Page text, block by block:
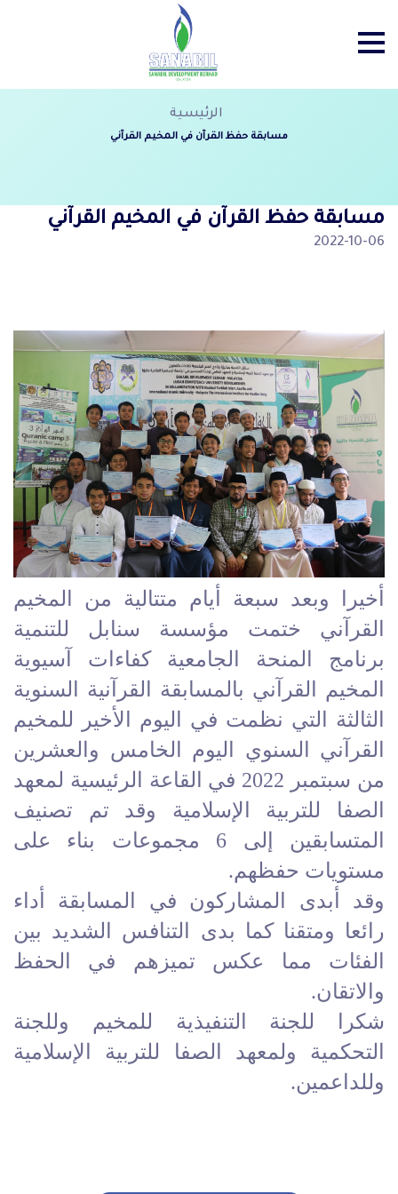
الرئيسية
مسابقة حفظ القرآن في المخيم القرآني
مسابقة حفظ القرآن في المخيم القرآني
2022-10-06
أخيرا وبعد سبعة أيام متتالية من المخيم
القرآني ختمت مؤسسة سنابل للتنمية
برنامج المنحة الجامعية كفاءات آسيوية
المخيم القرآني بالمسابقة القرآنية السنوية
الثالثة التي نظمت في اليوم الأخير للمخيم
القرآني السنوي اليوم الخامس والعشرين
من سبتمبر 2022 في القاعة الرئيسية لمعهد
الصفا للتربية الإسلامية وقد تم تصنيف
المتسابقين إلى 6 مجموعات بناء على
مستويات حفظهم.
وقد أبدى المشاركون في المسابقة أداء
رائعا ومتقنا كما بدى التنافس الشديد بين
الفئات مما عكس تميزهم في الحفظ
والاتقان.
شكرا للجنة التنفيذية للمخيم وللجنة
التحكمية ولمعهد الصفا للتربية الإسلامية
وللداعمين.